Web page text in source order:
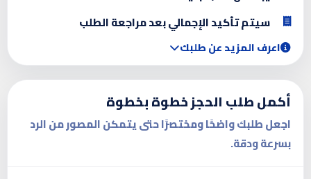
سيتم تأكيد الإجمالي بعد مراجعة الطلب
اعرف المزيد عن طلبك
أكمل طلب الحجز خطوة بخطوة
اجعل طلبك واضحًا ومختصرًا حتى يتمكن المصور من الرد
بسرعة ودقة.